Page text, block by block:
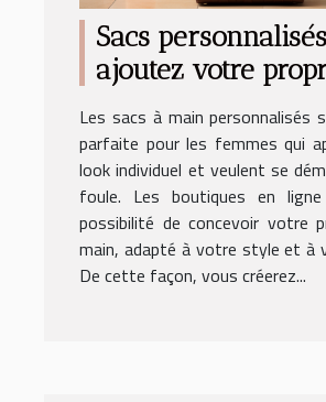
Sacs
ajoutez votre
Les sacs à main personnalisés
parfaite pour les femmes qui
look individuel et veulent se
foule. Les boutiques en
possibilité de concevoir votre
main, adapté à votre style et à
De cette façon, vous créerez...